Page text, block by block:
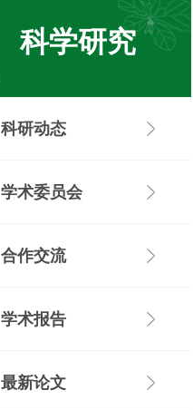
科学研究
科研动态
学术委员会
合作交流
学术报告
最新论文